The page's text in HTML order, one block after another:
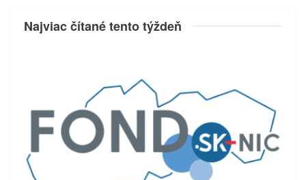
Najviac čítané tento týždeň